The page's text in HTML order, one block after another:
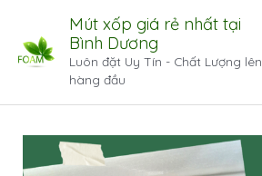
Mút xốp giá rẻ nhất tại
Bình Dương
Luôn đặt Uy Tín - Chất Lượng lên
hàng đầu